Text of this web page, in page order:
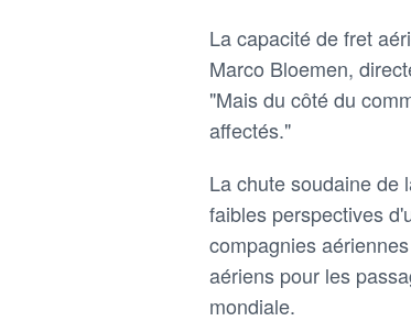
La capacité de fret
Marco Bloemen,
"Mais du côté du
affectés."
La chute soudaine de
faibles perspectives
compagnies
aériens pour les
mondiale.